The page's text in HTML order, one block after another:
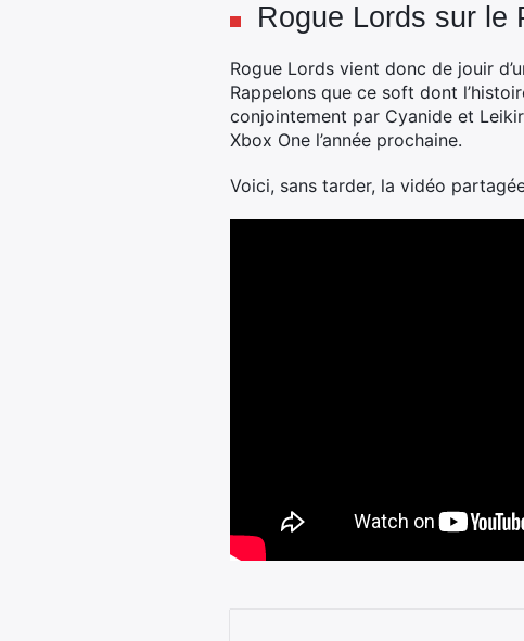
Rogue Lords sur le
Rogue Lords vient donc de jouir
Rappelons que ce soft dont
conjointement par Cyanide et
Xbox One l’année prochaine.
Voici, sans tarder, la vidéo